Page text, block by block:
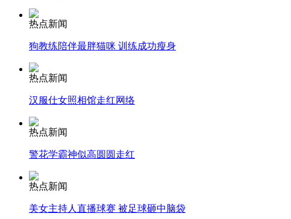
消防员救轻生者
司机酒驾遇交警 急速倒车逃窜
热点新闻
狗教练陪伴最胖猫咪 训练成功瘦身
热点新闻
汉服仕女照相馆走红网络
热点新闻
警花学霸神似高圆圆走红
热点新闻
美女主持人直播球赛 被足球砸中脑袋